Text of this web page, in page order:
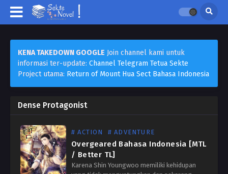
KENA TAKEDOWN GOOGLE Join channel kami untuk
informasi ter-update: Channel Telegram Tetua Sekte
Project utama: Return of Mount Hua Sect Bahasa Indonesia
Dense Protagonist
# ACTION # ADVENTURE
Overgeared Bahasa Indonesia [MTL
/ Better TL]
Karena Shin Youngwoo memiliki kehidupan